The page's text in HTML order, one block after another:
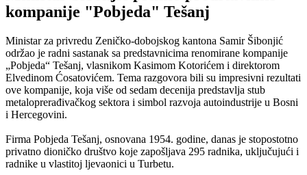
kompanije "Pobjeda" Tešanj
Ministar za privredu Zeničko-dobojskog kantona Samir Šibonjić
održao je radni sastanak sa predstavnicima renomirane kompanije
„Pobjeda“ Tešanj, vlasnikom Kasimom Kotorićem i direktorom
Elvedinom Ćosatovićem. Tema razgovora bili su impresivni rezultati
ove kompanije, koja više od sedam decenija predstavlja stub
metaloprerađivačkog sektora i simbol razvoja autoindustrije u Bosni
i Hercegovini.
Firma Pobjeda Tešanj, osnovana 1954. godine, danas je stopostotno
privatno dioničko društvo koje zapošljava 295 radnika, uključujući i
radnike u vlastitoj ljevaonici u Turbetu.